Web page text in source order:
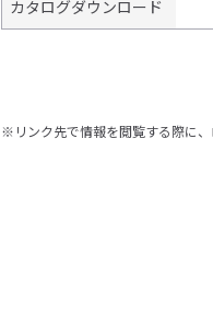
カタログダウンロード
※リンク先で情報を閲覧する際に、